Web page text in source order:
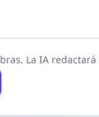
La IA